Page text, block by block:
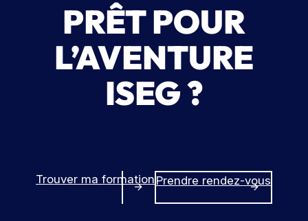
PRÊT POUR
L’AVENTURE
ISEG ?
Trouver ma formation Prendre rendez-vous